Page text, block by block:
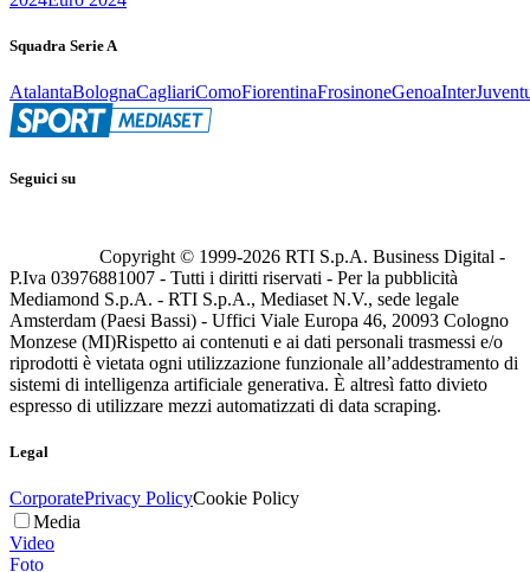
Squadra Serie A
AtalantaBolognaCagliariComoFiorentinaFrosinoneGenoaInter
Seguici su
Copyright © 1999-2026 RTI S.p.A. Business Digital -
P.Iva 03976881007 - Tutti i diritti riservati - Per la pubblicità
Mediamond S.p.A. - RTI S.p.A., Mediaset N.V., sede legale
Amsterdam (Paesi Bassi) - Uffici Viale Europa 46, 20093 Cologno
Monzese (MI)Rispetto ai contenuti e ai dati personali trasmessi e/o
riprodotti è vietata ogni utilizzazione funzionale all’addestramento di
sistemi di intelligenza artificiale generativa. È altresì fatto divieto
espresso di utilizzare mezzi automatizzati di data scraping.
Legal
CorporatePrivacy PolicyCookie Policy
Media
Video
Foto